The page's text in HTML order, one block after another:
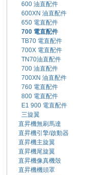
600 油直配件
600XN 油直配件
650 電直配件
700 電直配件
TB70 電直配件
700X 電直配件
TN70油直配件
700 油直配件
700XN 油直配件
760 電直配件
800 電直配件
E1 900 電直配件
三旋翼
直昇機無刷馬達
直昇機引擎/啟動器
直昇機主旋翼
直昇機尾旋翼
直昇機像真機殼
直昇機機頭罩